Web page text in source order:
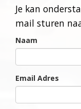
Je kan
mail sturen
Naam
Email Adres